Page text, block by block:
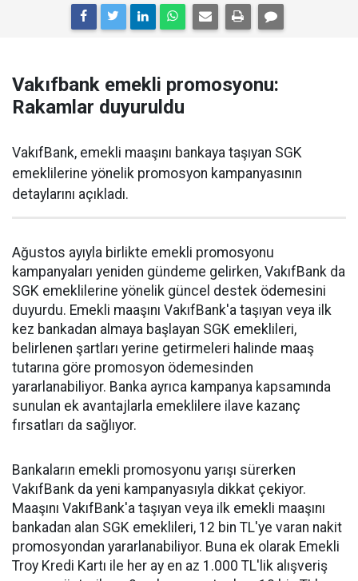
Vakıfbank emekli promosyonu:
Rakamlar duyuruldu
VakıfBank, emekli maaşını bankaya taşıyan SGK
emeklilerine yönelik promosyon kampanyasının
detaylarını açıkladı.
Ağustos ayıyla birlikte emekli promosyonu
kampanyaları yeniden gündeme gelirken, VakıfBank da
SGK emeklilerine yönelik güncel destek ödemesini
duyurdu. Emekli maaşını VakıfBank'a taşıyan veya ilk
kez bankadan almaya başlayan SGK emeklileri,
belirlenen şartları yerine getirmeleri halinde maaş
tutarına göre promosyon ödemesinden
yararlanabiliyor. Banka ayrıca kampanya kapsamında
sunulan ek avantajlarla emeklilere ilave kazanç
fırsatları da sağlıyor.
Bankaların emekli promosyonu yarışı sürerken
VakıfBank da yeni kampanyasıyla dikkat çekiyor.
Maaşını VakıfBank'a taşıyan veya ilk emekli maaşını
bankadan alan SGK emeklileri, 12 bin TL'ye varan nakit
promosyondan yararlanabiliyor. Buna ek olarak Emekli
Troy Kredi Kartı ile her ay en az 1.000 TL'lik alışveriş